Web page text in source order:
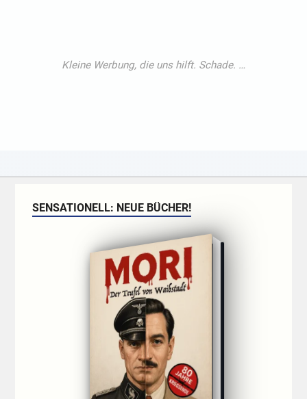
SENSATIONELL: NEUE BÜCHER!